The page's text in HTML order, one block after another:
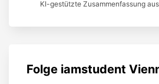
KI-gestützte Zusammenfassung aus
Folge iamstudent